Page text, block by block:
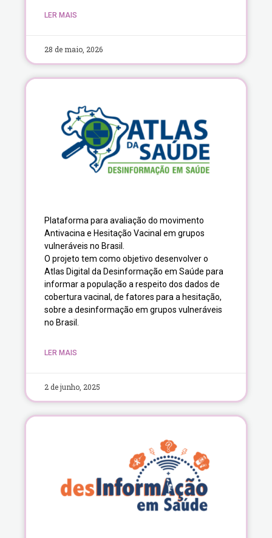
LER MAIS
28 de maio, 2026
Plataforma para avaliação do movimento
Antivacina e Hesitação Vacinal em grupos
vulneráveis no Brasil.
O projeto tem como objetivo desenvolver o
Atlas Digital da Desinformação em Saúde para
informar a população a respeito dos dados de
cobertura vacinal, de fatores para a hesitação,
sobre a desinformação em grupos vulneráveis
no Brasil.
LER MAIS
2 de junho, 2025